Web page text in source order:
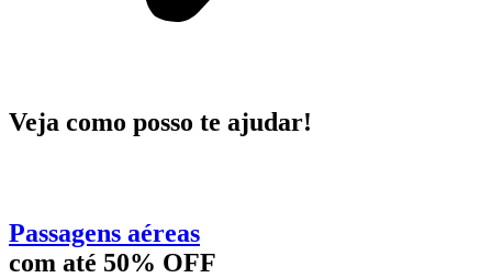
Veja como posso te ajudar!
Passagens aéreas
com até 50% OFF